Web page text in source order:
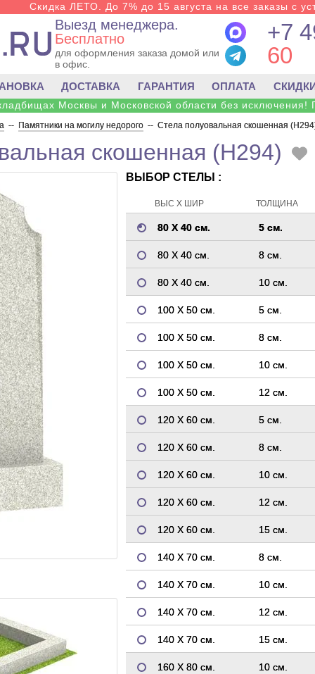
Скидка ЛЕТО. До 7% до 15 августа на все заказы с
Выезд менеджера.
Бесплатно
для оформления заказа домой или
в офис.
+7
60
ДОСТАВКА ГАРАНТИЯ ОПЛАТА
Москвы и Московской области без исключения!
-- Памятники на могилу недорого -- Стела полуовальная скошенная
скошенная (H294)
ВЫБОР СТЕЛЫ :
ВЫС Х ШИР ТОЛЩИНА
80 Х 40 см. 5 см.
80 Х 40 см. 8 см.
80 Х 40 см. 10 см.
100 Х 50 см. 5 см.
100 Х 50 см. 8 см.
100 Х 50 см. 10 см.
100 Х 50 см. 12 см.
120 Х 60 см. 5 см.
120 Х 60 см. 8 см.
120 Х 60 см. 10 см.
120 Х 60 см. 12 см.
120 Х 60 см. 15 см.
140 Х 70 см. 8 см.
140 Х 70 см. 10 см.
140 Х 70 см. 12 см.
140 Х 70 см. 15 см.
160 Х 80 см. 10 см.